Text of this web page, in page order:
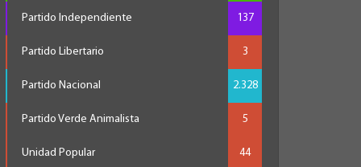
Partido Independiente 137
Partido Libertario 3
Partido Nacional 2.328
Partido Verde Animalista 5
Unidad Popular 44